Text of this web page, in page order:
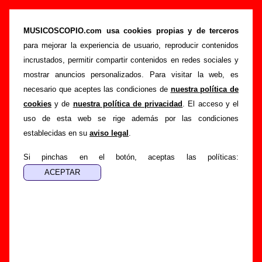
MUSICOSCOPIO.com usa cookies propias y de terceros
para mejorar la experiencia de usuario, reproducir contenidos
incrustados, permitir compartir contenidos en redes sociales y
mostrar anuncios personalizados. Para visitar la web, es
necesario que aceptes las condiciones de nuestra política de
cookies y de nuestra política de privacidad . El acceso y el
uso de esta web se rige además por las condiciones
establecidas en su aviso legal .
Si pinchas en el botón, aceptas las políticas:
Usura - Añadir o corregir información
Portada >Usura >Añadir
Si tienes información adicional, puedes enviar nueva
información o corregir la existente mediante el siguiente
formulario o escribiendo un e-mail a
guialven@musicoscopio.com.Gracias por tu
colaboración.
Nombre: